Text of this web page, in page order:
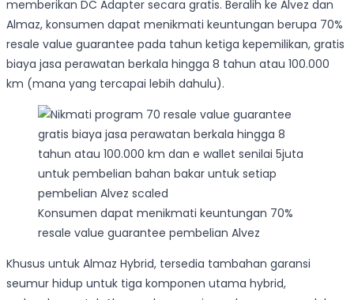
memberikan DC Adapter secara gratis. Beralih ke Alvez dan
Almaz, konsumen dapat menikmati keuntungan berupa 70%
resale value guarantee pada tahun ketiga kepemilikan, gratis
biaya jasa perawatan berkala hingga 8 tahun atau 100.000
km (mana yang tercapai lebih dahulu).
Konsumen dapat menikmati keuntungan 70%
resale value guarantee pembelian Alvez
Khusus untuk Almaz Hybrid, tersedia tambahan garansi
seumur hidup untuk tiga komponen utama hybrid,